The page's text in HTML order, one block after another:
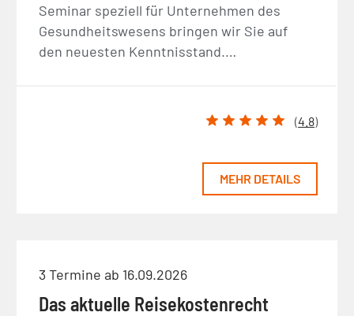
Seminar speziell für Unternehmen des
Gesundheitswesens bringen wir Sie auf
den neuesten Kenntnisstand.…
(4.8)
MEHR DETAILS
3 Termine ab 16.09.2026
Das aktuelle Reisekostenrecht